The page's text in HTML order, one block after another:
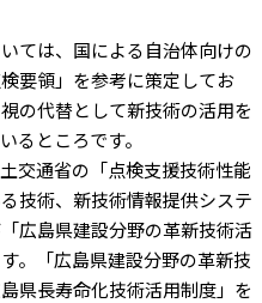
は、国による自治体向けの
要領」を参考に策定してお
の代替として新技術の活用を
るところです。
交通省の「点検支援技術性能
技術、新技術情報提供システ
広島県建設分野の革新技術活
。「広島県建設分野の革新技
県長寿命化技術活用制度」を